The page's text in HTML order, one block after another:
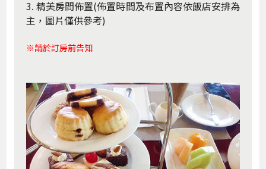
3. 精美房間佈置(佈置時間及布置內容依飯店安排為
主，圖片僅供參考)
※請於訂房前告知